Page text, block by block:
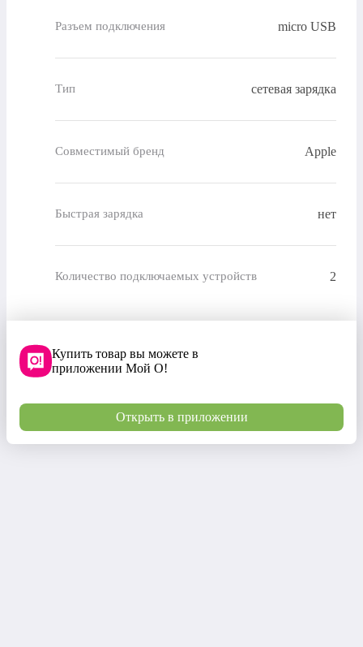
Разъем подключения micro USB
Тип сетевая зарядка
Совместимый бренд Apple
Быстрая зарядка нет
Количество подключаемых устройств 2
Купить товар вы можете в
приложении Мой О!
Открыть в приложении